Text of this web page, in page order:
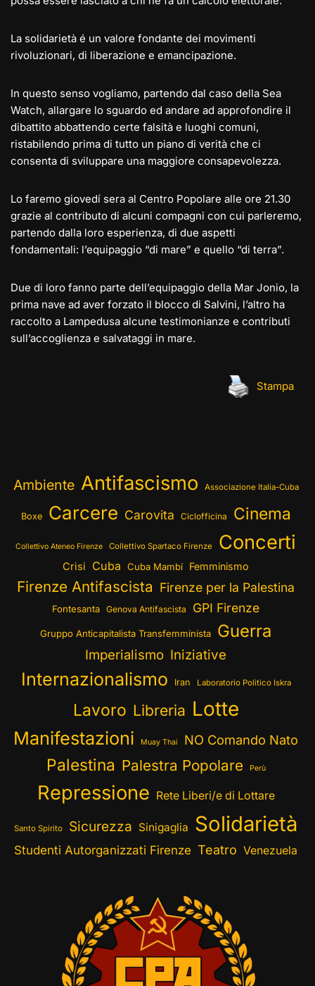
La solidarietà é un valore fondante dei movimenti
rivoluzionari, di liberazione e emancipazione.
In questo senso vogliamo, partendo dal caso della Sea
Watch, allargare lo sguardo ed andare ad approfondire il
dibattito abbattendo certe falsità e luoghi comuni,
ristabilendo prima di tutto un piano di verità che ci
consenta di sviluppare una maggiore consapevolezza.
Lo faremo giovedí sera al Centro Popolare alle ore 21.30
grazie al contributo di alcuni compagni con cui parleremo,
partendo dalla loro esperienza, di due aspetti
fondamentali: l’equipaggio “di mare” e quello “di terra”.
Due di loro fanno parte dell’equipaggio della Mar Jonio, la
prima nave ad aver forzato il blocco di Salvini, l’altro ha
raccolto a Lampedusa alcune testimonianze e contributi
sull’accoglienza e salvataggi in mare.
Stampa
Ambiente Antifascismo Associazione Italia-Cuba
Boxe Carcere Carovita Ciclofficina Cinema
Collettivo Ateneo Firenze Collettivo Spartaco Firenze Concerti
Crisi Cuba Cuba Mambí Femminismo
Firenze Antifascista Firenze per la Palestina
Fontesanta Genova Antifascista GPI Firenze
Gruppo Anticapitalista Transfemminista Guerra
Imperialismo Iniziative
Internazionalismo Iran Laboratorio Politico Iskra
Lavoro Libreria Lotte
Manifestazioni Muay Thai NO Comando Nato
Palestina Palestra Popolare Perù
Repressione Rete Liberi/e di Lottare
Santo Spirito Sicurezza Sinigaglia Solidarietà
Studenti Autorganizzati Firenze Teatro Venezuela